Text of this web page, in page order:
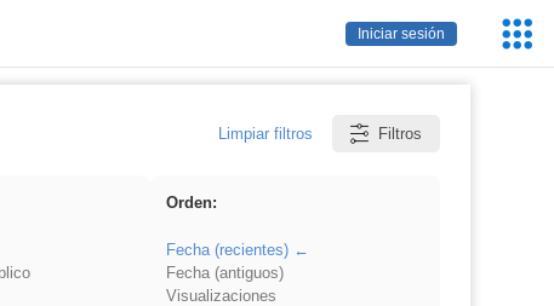
Iniciar sesión
Limpiar filtros Filtros
Orden:
Fecha (recientes)
Fecha (antiguos)
Visualizaciones